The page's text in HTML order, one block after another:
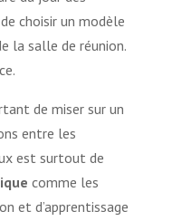
choisir un modèle
la salle de réunion.
de miser sur un
entre les
est surtout de
comme les
et d’apprentissage